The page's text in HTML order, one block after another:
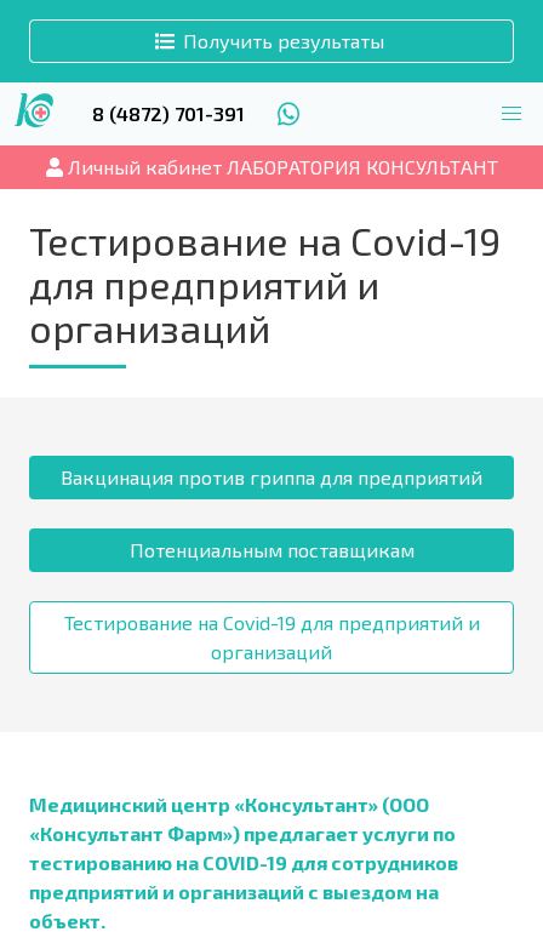
Получить результаты
8 (4872) 701-391
Личный кабинет ЛАБОРАТОРИЯ КОНСУЛЬТАНТ
Тестирование на Covid-19
для предприятий и
организаций
Вакцинация против гриппа для предприятий
Потенциальным поставщикам
Тестирование на Covid-19 для предприятий и
организаций
Медицинский центр «Консультант» (ООО
«Консультант Фарм») предлагает услуги по
тестированию на COVID-19 для сотрудников
предприятий и организаций с выездом на
объект.